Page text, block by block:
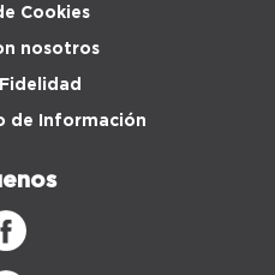
Cookies
nosotros
de Información